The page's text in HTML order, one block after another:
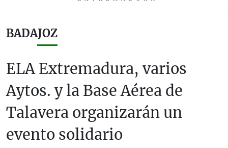
BADAJOZ
ELA Extremadura, varios
Aytos. y la Base Aérea de
Talavera organizarán un
evento solidario